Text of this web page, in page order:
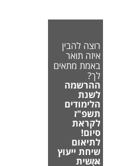
רוצה להבין
איזה תואר
באמת מתאים
לך?
ההרשמה
לשנת
הלימודים
תשפ"ז
לקראת
סיום!
לתיאום
שיחת ייעוץ
אישית